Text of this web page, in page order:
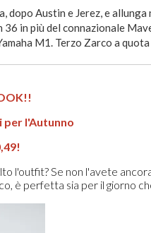
Austin e Jerez, e allunga
36 in più del connazionale
M1. Terzo Zarco a